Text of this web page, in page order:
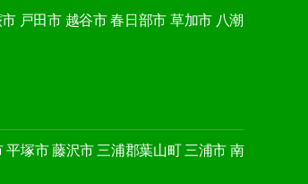
戸田市 越谷市 春日部市 草加市 八潮
平塚市 藤沢市 三浦郡葉山町 三浦市 南